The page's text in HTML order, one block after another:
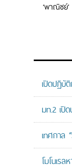
‘พาณิชย์
เปิดปฏิบั
มท.2 เปิ
เทศกาล
โมโนเร